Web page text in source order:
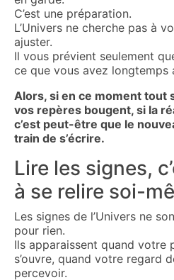
C’est une préparation.
L’Univers ne cherche pas à
ajuster.
Il vous prévient seulement
ce que vous avez
Alors, si en ce moment tout
vos repères bougent, si la
c’est peut-être que le
train de s’écrire.
Lire les signes,
à se relire soi-
Les signes de l’Univers ne
pour rien.
Ils apparaissent quand votre
s’ouvre, quand votre regard
percevoir.